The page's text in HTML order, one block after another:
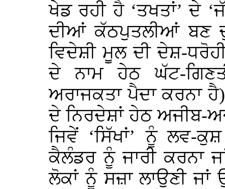
ਖੇਡ ਰਹੀ ਹੈ ‘ਤਖਤਾਂ’ ਦੇ
ਦੀਆਂ ਕੱਠਪੁਤਲੀਆਂ
ਵਿਦੇਸ਼ੀ ਮੂਲ ਦੀ ਦੇਸ਼-
ਦੇ ਨਾਮ ਹੇਠ ਘੱਟ-
ਅਰਾਜਕਤਾ ਪੈਦਾ
ਦੇ ਨਿਰਦੇਸ਼ਾਂ ਹੇਠ ਅਜੀਬ-
ਜਿਵੇਂ ‘ਸਿੱਖਾਂ’ ਨੂੰ ਲਵ-
ਕੈਲੰਡਰ ਨੂੰ ਜਾਰੀ ਕਰਨਾ
ਲੋਕਾਂ ਨੂੰ ਸਜ਼ਾ ਲਾਉਣੀ